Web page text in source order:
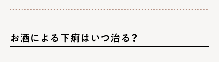
お酒による下痢はいつ治る？